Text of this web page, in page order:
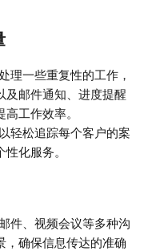
理一些重复性的工作，
及邮件通知、进度提醒
工作效率。
轻松追踪每个客户的案
化服务。
件、视频会议等多种沟
，确保信息传达的准确